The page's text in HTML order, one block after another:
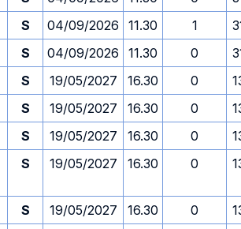
S 04/09/2026 11.30 1
S 04/09/2026 11.30 0
S 19/05/2027 16.30 0
S 19/05/2027 16.30 0
S 19/05/2027 16.30 0
S 19/05/2027 16.30 0
S 19/05/2027 16.30 0